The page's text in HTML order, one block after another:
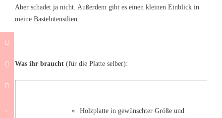
Aber schadet ja nicht. Außerdem gibt es einen kleinen Einblick in
meine Bastelutensilien.
Was ihr braucht (für die Platte selber):
Holzplatte in gewünschter Größe und